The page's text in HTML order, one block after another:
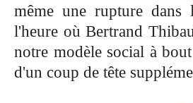
même une rupture
l'heure où Bertrand
notre modèle social à
d'un coup de tête